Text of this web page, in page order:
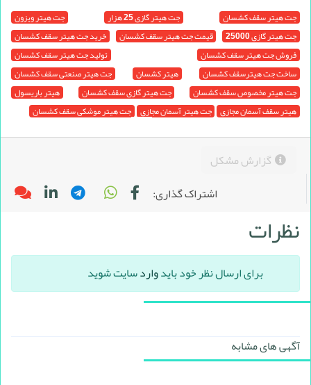
جت هیتر سقف کشسان جت هیتر گازی 25 هزار
جت هیتر ویزون
جت هیتر گازی 25000
قیمت جت هیتر سقف کشسان
خرید جت هیتر سقف کشسان
فروش جت هیتر سقف کشسان
تولید جت هیتر سقف کشسان
ساخت جت هیترسقف کشسان
هیتر کشسان
جت هیتر صنعتی سقف کشسان
جت هیتر مخصوص سقف کشسان
جت هیتر گازی سقف کشسان
هیتر باریسول
هیتر سقف آسمان مجازی جت هیتر آسمان مجازی جت هیتر موشکی سقف کشسان
گزارش مشکل
اشتراک گذاری:
نظرات
برای ارسال نظر خود بایدواردسایت شوید
آگهی های مشابه